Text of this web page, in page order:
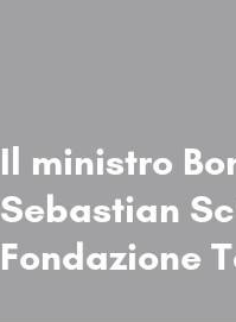
Il ministro
Sebastian
Fondazione